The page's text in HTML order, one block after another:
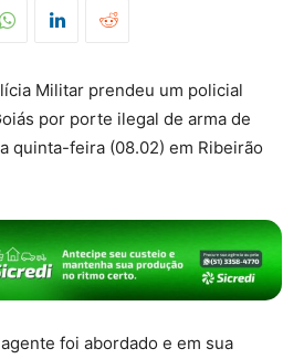
Militar prendeu um policial
por porte ilegal de arma de
quinta-feira (08.02) em Ribeirão
foi abordado e em sua